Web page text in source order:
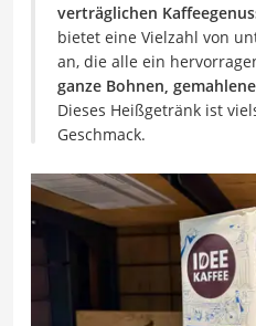
verträglichen
bietet eine Vielzahl von
an, die alle ein
ganze Bohnen,
Dieses Heißgetränk ist
Geschmack.